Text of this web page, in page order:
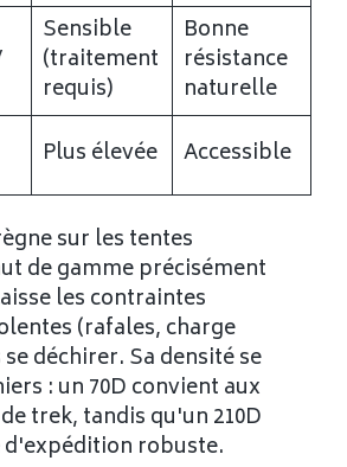
Sensible
(traitement
requis)
Bonne
résistance
naturelle
Plus élevée Accessible
sur les tentes
de gamme précisément
les contraintes
(rafales, charge
déchirer. Sa densité se
: un 70D convient aux
trek, tandis qu'un 210D
robuste.